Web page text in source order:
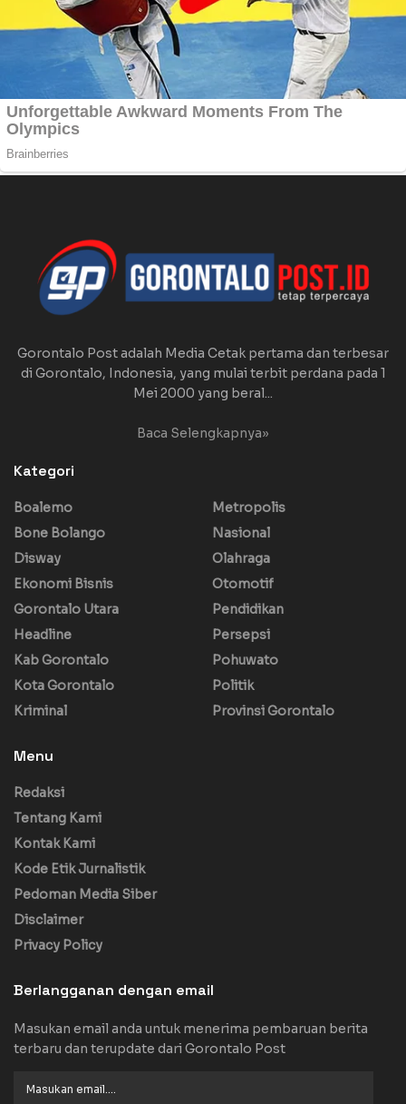
Gorontalo Post adalah Media Cetak pertama dan terbesar
di Gorontalo, Indonesia, yang mulai terbit perdana pada 1
Mei 2000 yang beral...
Baca Selengkapnya»
Kategori
Boalemo
Bone Bolango
Disway
Ekonomi Bisnis
Gorontalo Utara
Headline
Kab Gorontalo
Kota Gorontalo
Kriminal
Metropolis
Nasional
Olahraga
Otomotif
Pendidikan
Persepsi
Pohuwato
Politik
Provinsi Gorontalo
Menu
Redaksi
Tentang Kami
Kontak Kami
Kode Etik Jurnalistik
Pedoman Media Siber
Disclaimer
Privacy Policy
Berlangganan dengan email
Masukan email anda untuk menerima pembaruan berita
terbaru dan terupdate dari Gorontalo Post